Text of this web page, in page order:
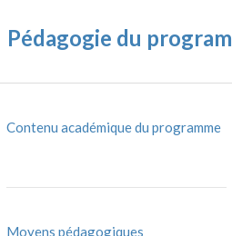
Pédagogie du
Contenu académique du programme
Moyens pédagogiques